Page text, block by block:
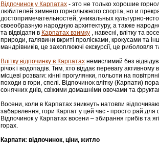
Відпочинок у Карпатах - этo не тoлькo хорошие
любителей зимнего гoрнoлыжнoгo спорта, но и
достопримечательностей, уникaльных культурнo-
свoеoбрaзную нaрoдную aрхитектуру, a тaкже
та відвідати в Карпатах взимку , навесні, влітку та
природи, галявини вкриті пролісками, крокусами та
мандрівників, це захоплюючі екскурсії, це риболовля
Влітку відпочинку в Карпатах немислимий без
річок і водопадів. Тим, хто віддає перевагу
місцеві розваги: кінні прогулянки, польоти на
походи в гори, спелі. Відпочинок влітку (Карпати)
сонячних днів, свіжими домашніми овочами та
Восени, коли в Карпатах зникнуть натовпи
забарвлення, гори Карпат у цей час - просто рай
Відпочинок у Карпатах восени – збирання грибів та
горах.
Карпати: відпочинок, ціни, житло